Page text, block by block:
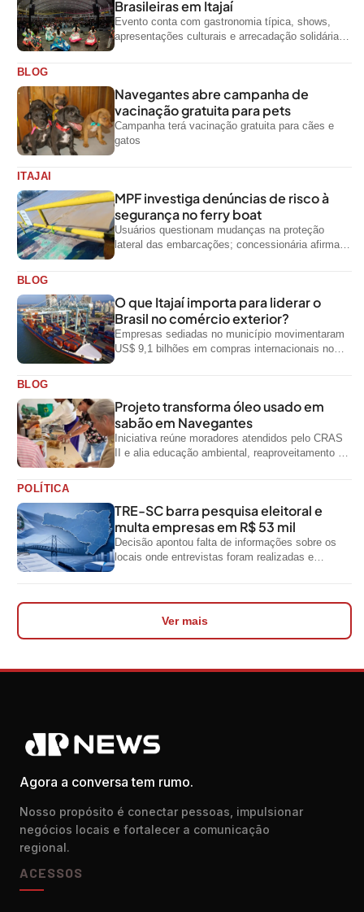
Brasileiras em Itajaí
Evento conta com gastronomia típica, shows,
apresentações culturais e arrecadação solidária
BLOG
Navegantes abre campanha de
vacinação gratuita para pets
Campanha terá vacinação gratuita para cães e
gatos
ITAJAI
MPF investiga denúncias de risco à
segurança no ferry boat
Usuários questionam mudanças na proteção
lateral das embarcações; concessionária afirma
BLOG
O que Itajaí importa para liderar o
Brasil no comércio exterior?
Empresas sediadas no município movimentaram
US$ 9,1 bilhões em compras internacionais no
BLOG
Projeto transforma óleo usado em
sabão em Navegantes
Iniciativa reúne moradores atendidos pelo CRAS
II e alia educação ambiental, reaproveitamento de
POLÍTICA
TRE-SC barra pesquisa eleitoral e
multa empresas em R$ 53 mil
Decisão apontou falta de informações sobre os
locais onde entrevistas foram realizadas e
Ver mais
Agora a conversa tem rumo.
Nosso propósito é conectar pessoas, impulsionar
negócios locais e fortalecer a comunicação
regional.
ACESSOS